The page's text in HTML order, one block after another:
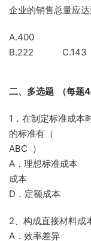
企业的销售总量应
A.400
B.222
二、多选题 （每题4
1．在制定标准成本
的标准有（
ABC ）
A．理想标准成
成本
D．定额成本 E
2、构成直接材料
A．效率差异